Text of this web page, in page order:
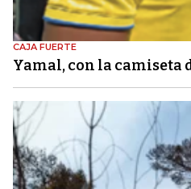
CAJA FUERTE
Yamal, con la camiseta